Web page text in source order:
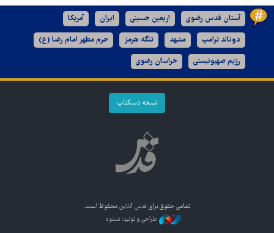
آستان قدس رضوی اربعین حسینی ایران آمریکا
دونالد ترامپ مشهد تنگه هرمز حرم مطهر امام رضا (ع)
رژیم صهیونیستی خراسان رضوی
نسخه دسکتاپ
تمامی حقوق برای قدس آنلاین محفوظ است.
طراحی و تولید: نستوه